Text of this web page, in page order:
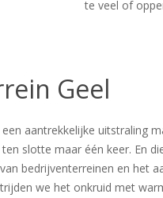
te veel of
Geel
aantrekkelijke uitstraling
slotte maar één keer. En
bedrijventerreinen en het
we het onkruid met